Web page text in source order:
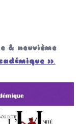
& neuvième
».